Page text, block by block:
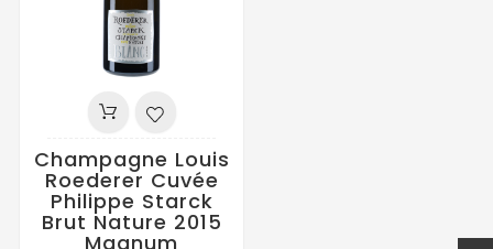
Champagne Louis
Roederer Cuvée
Philippe Starck
Brut Nature 2015
Magnum